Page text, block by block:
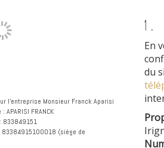
l’entreprise Monsieur Franck Aparisi
APARISI FRANCK
833849151
83384915100018 (siège de
1.
En
du